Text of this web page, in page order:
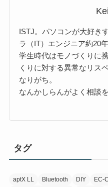
ISTJ。パソコンが大好き
ラ（IT）エンジニア約20年
学生時代はモノづくりに
くりに対する異常なリス
なりがち。
なんかしらんがよく相談を
タグ
aptX LL Bluetooth DIY EC-